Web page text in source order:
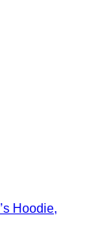
Hoodie,